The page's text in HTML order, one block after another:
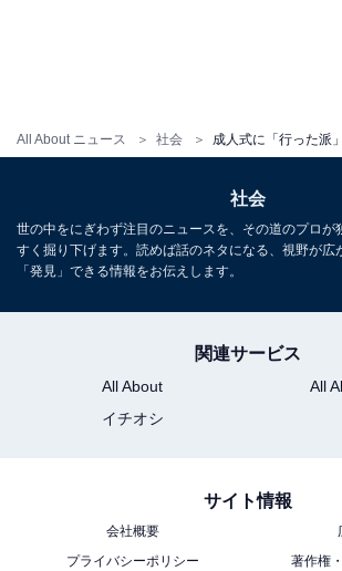
All About ニュース 社会
った（富山県／30代女性）」「地元の
方に対して大きな盃で日本酒を飲ませ
（新潟県／30代女性）」という、なか
もありました。
※回答者のコメントは原文ママです
2022年に「新成人」を迎える芸能人・
優・モデル、スポーツ選手まで
社会
世の中をにぎわず注目のニュースを、その道のプロが
すく掘り下げます。読めば話のネタになる、視野が広
「発見」できる情報をお伝えします。
関連サービス
All About
All
イチオシ
サイト情報
会社概要
プライバシーポリシー
著作権